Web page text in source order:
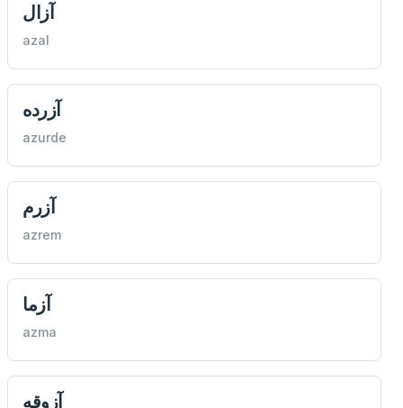
آزال
azal
آزرده
azurde
آزرم
azrem
آزما
azma
آزوقه